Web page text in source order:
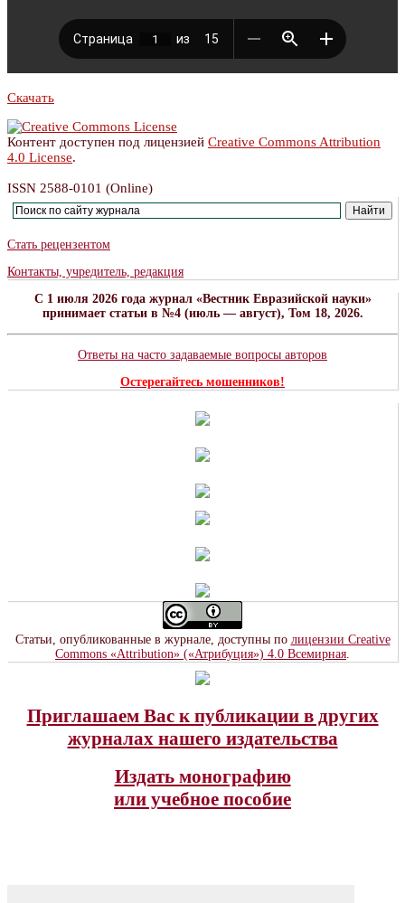
Скачать
Контент доступен под лицензией Creative Commons Attribution
4.0 License.
ISSN 2588-0101 (Online)
Стать рецензентом
Контакты, учредитель, редакция
C 1 июля 2026 года журнал «Вестник Евразийской науки»
принимает статьи в №4 (июль — август), Том 18, 2026.
Ответы на часто задаваемые вопросы авторов
Остерегайтесь мошенников!
Статьи, опубликованные в журнале, доступны по лицензии Creative
Commons «Attribution» («Атрибуция») 4.0 Всемирная.
Приглашаем Вас к публикации в других
журналах нашего издательства
Издать монографию
или учебное пособие